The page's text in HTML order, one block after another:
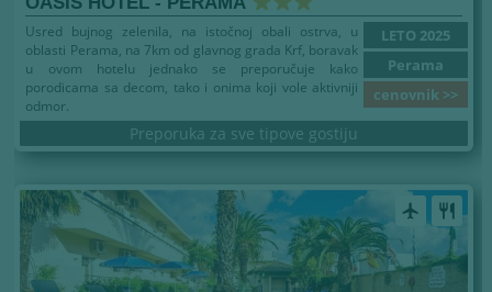
LETO 2025
Perama
cenovnik >>
Usred bujnog zelenila, na istočnoj obali ostrva, u
oblasti Perama, na 7km od glavnog grada Krf, boravak
u ovom hotelu jednako se preporučuje kako
porodicama sa decom, tako i onima koji vole aktivniji
odmor.
Preporuka za sve tipove gostiju
airplanemode_active restaurant